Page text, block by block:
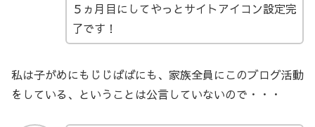
５ヵ月目にしてやっとサイトアイコン設定完
了です！
私は子がめにもじじばばにも、家族全員にこのブログ活動
をしている、ということは公言していないので・・・